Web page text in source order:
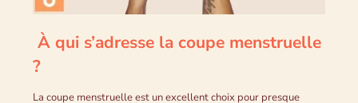
À qui s’adresse la coupe menstruelle
?
La coupe menstruelle est un excellent choix pour presque